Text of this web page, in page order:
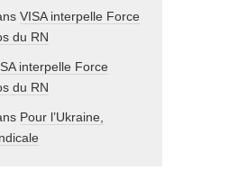
VISA interpelle Force
du RN
interpelle Force
du RN
Pour l’Ukraine,